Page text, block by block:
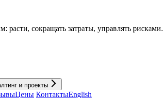
cокращать затраты, управлять рисками.
и проекты
Цены КонтактыEnglish